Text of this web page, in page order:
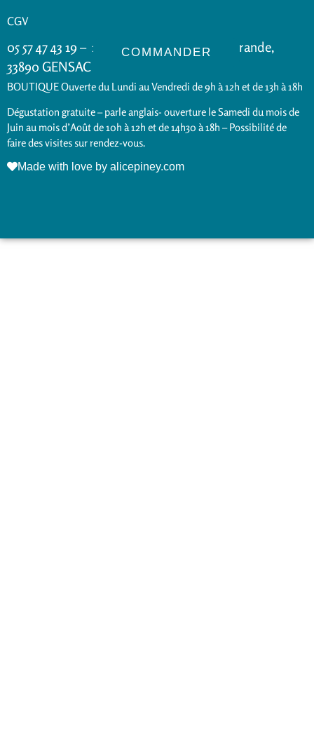
COMMANDER
CGV
05 57 47 43 19 – 14 Route de Sainte Foy la Grande,
33890 GENSAC
BOUTIQUE Ouverte du Lundi au Vendredi de 9h à 12h et de 13h à 18h
Dégustation gratuite – parle anglais- ouverture le Samedi du mois de
Juin au mois d’Août de 10h à 12h et de 14h30 à 18h – Possibilité de
faire des visites sur rendez-vous.
Made with love by alicepiney.com